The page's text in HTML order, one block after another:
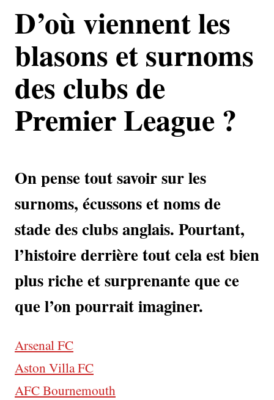
D’où viennent les
blasons et surnoms
des clubs de
Premier League ?
On pense tout savoir sur les
surnoms, écussons et noms de
stade des clubs anglais. Pourtant,
l’histoire derrière tout cela est bien
plus riche et surprenante que ce
que l’on pourrait imaginer.
Arsenal FC
Aston Villa FC
AFC Bournemouth